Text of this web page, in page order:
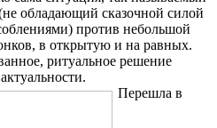
обладающий сказочной силой
против небольшой
в открытую и на равных.
ритуальное решение
Перешла в